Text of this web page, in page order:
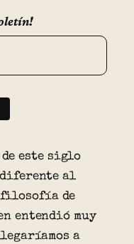
este siglo
al
de
entendió muy
a